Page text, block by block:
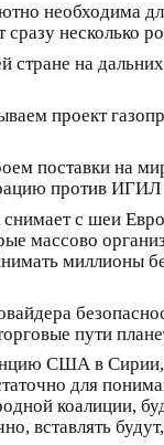
необходима
несколько
стране на
проект
поставки на
против ИГИЛ
с шеи
миллионы
пути
США в
для
коалиции,
вставлять